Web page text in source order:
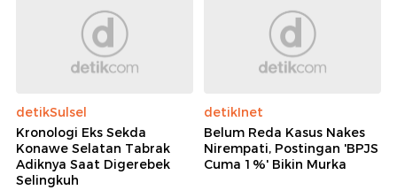
detikSulsel
Kronologi Eks Sekda
Konawe Selatan Tabrak
Adiknya Saat Digerebek
Selingkuh
detikInet
Belum Reda Kasus Nakes
Nirempati, Postingan 'BPJS
Cuma 1%' Bikin Murka